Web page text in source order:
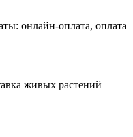
онлайн-оплата, оплата
живых растений